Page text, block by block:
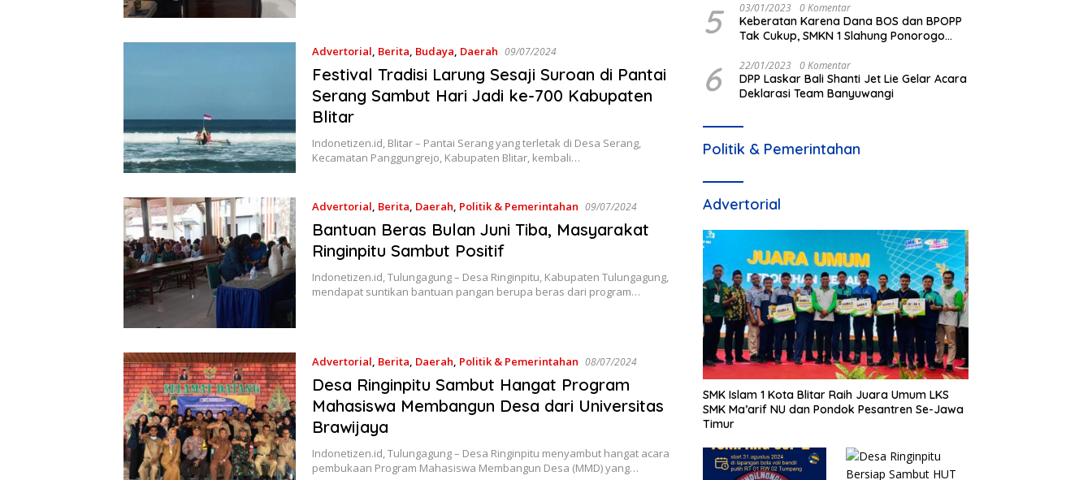
Advertorial, Berita, Budaya, Daerah 09/07/2024
Festival Tradisi Larung Sesaji Suroan di Pantai
Serang Sambut Hari Jadi ke-700 Kabupaten
Blitar
Indonetizen.id, Blitar – Pantai Serang yang terletak di Desa Serang,
Kecamatan Panggungrejo, Kabupaten Blitar, kembali…
Advertorial, Berita, Daerah, Politik & Pemerintahan 09/07/2024
Bantuan Beras Bulan Juni Tiba, Masyarakat
Ringinpitu Sambut Positif
Indonetizen.id, Tulungagung – Desa Ringinpitu, Kabupaten Tulungagung,
mendapat suntikan bantuan pangan berupa beras dari program…
Advertorial, Berita, Daerah, Politik & Pemerintahan 08/07/2024
Desa Ringinpitu Sambut Hangat Program
Mahasiswa Membangun Desa dari Universitas
Brawijaya
Indonetizen.id, Tulungagung – Desa Ringinpitu menyambut hangat acara
pembukaan Program Mahasiswa Membangun Desa (MMD) yang…
5 03/01/2023 0 Komentar
Keberatan Karena Dana BOS dan BPOPP
Tak Cukup, SMKN 1 Slahung Ponorogo
6 22/01/2023 0 Komentar
DPP Laskar Bali Shanti Jet Lie Gelar Acara
Deklarasi Team Banyuwangi
Politik & Pemerintahan
Advertorial
SMK Islam 1 Kota Blitar Raih Juara Umum LKS
SMK Ma’arif NU dan Pondok Pesantren Se-Jawa
Timur